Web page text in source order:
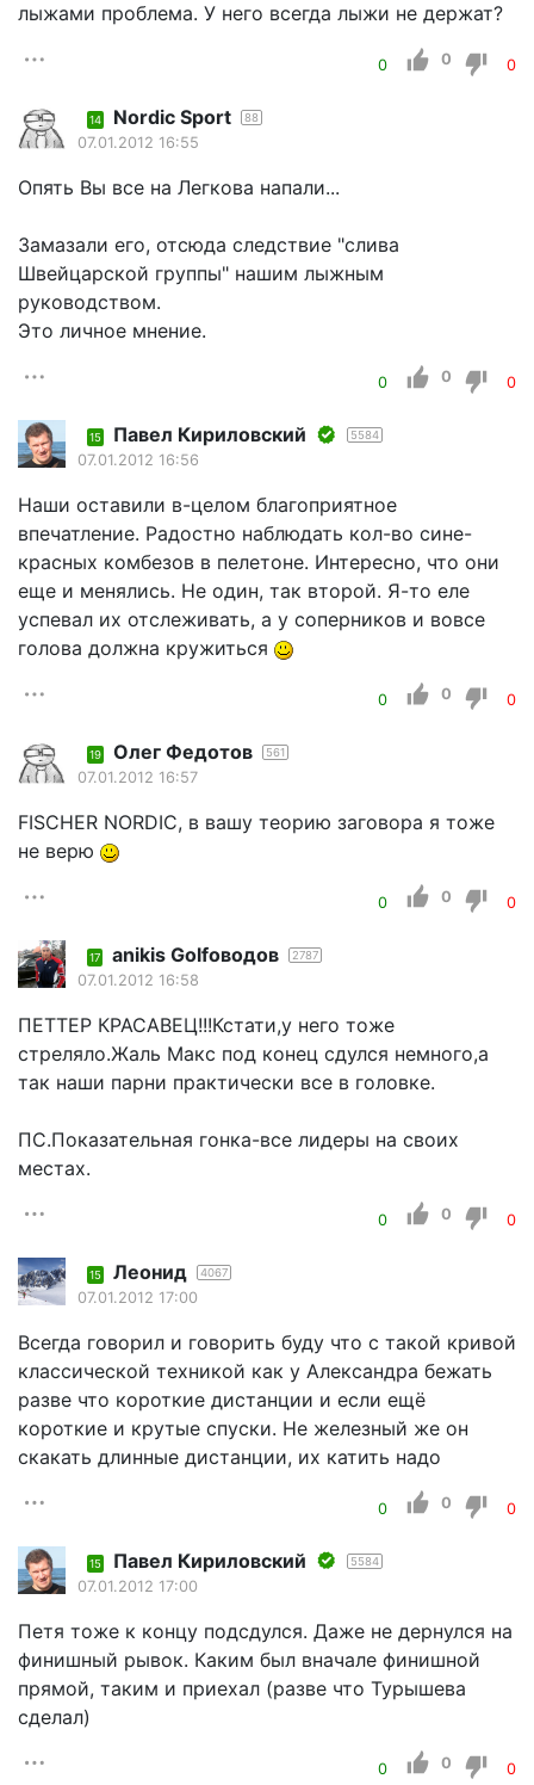
лыжами проблема. У него всегда лыжи не держат?
0 0 0
14 Nordic Sport 88
07.01.2012 16:55
Опять Вы все на Легкова напали...
Замазали его, отсюда следствие "слива
Швейцарской группы" нашим лыжным
руководством.
Это личное мнение.
0 0 0
15 Павел Кириловский 5584
07.01.2012 16:56
Наши оставили в-целом благоприятное
впечатление. Радостно наблюдать кол-во сине-
красных комбезов в пелетоне. Интересно, что они
еще и менялись. Не один, так второй. Я-то еле
успевал их отслеживать, а у соперников и вовсе
голова должна кружиться
0 0 0
19 Олег Федотов 561
07.01.2012 16:57
FISCHER NORDIC, в вашу теорию заговора я тоже
не верю
0 0 0
17 anikis Golfоводов 2787
07.01.2012 16:58
ПЕТТЕР КРАСАВЕЦ!!!Кстати,у него тоже
стреляло.Жаль Макс под конец сдулся немного,а
так наши парни практически все в головке.
ПС.Показательная гонка-все лидеры на своих
местах.
0 0 0
15 Леонид 4067
07.01.2012 17:00
Всегда говорил и говорить буду что с такой кривой
классической техникой как у Александра бежать
разве что короткие дистанции и если ещё
короткие и крутые спуски. Не железный же он
скакать длинные дистанции, их катить надо
0 0 0
15 Павел Кириловский 5584
07.01.2012 17:00
Петя тоже к концу подсдулся. Даже не дернулся на
финишный рывок. Каким был вначале финишной
прямой, таким и приехал (разве что Турышева
сделал)
0 0 0